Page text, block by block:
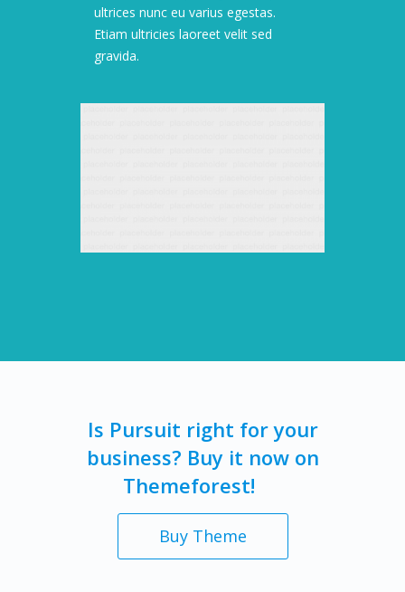
ultrices nunc eu varius egestas.
Etiam ultricies laoreet velit sed
gravida.
Is Pursuit right for your
business? Buy it now on
Themeforest!
Buy Theme